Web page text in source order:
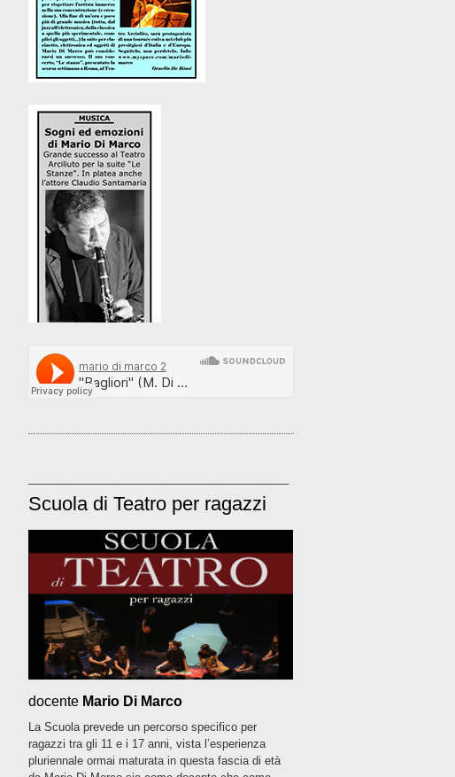
Scuola di Teatro per ragazzi
docente Mario Di Marco
La Scuola prevede un percorso specifico per
ragazzi tra gli 11 e i 17 anni, vista l’esperienza
pluriennale ormai maturata in questa fascia di età